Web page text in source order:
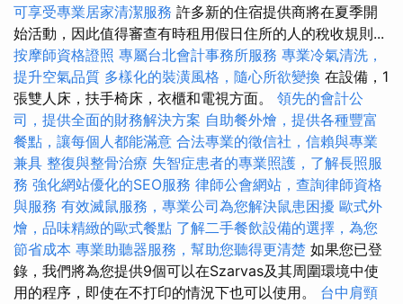
可享受專業居家清潔服務 許多新的住宿提供商將在夏季開
始活動，因此值得審查有時租用假日住所的人的稅收規則...
按摩師資格證照 專屬台北會計事務所服務 專業冷氣清洗，
提升空氣品質 多樣化的裝潢風格，隨心所欲變換 在設備，1
張雙人床，扶手椅床，衣櫃和電視方面。 領先的會計公
司，提供全面的財務解決方案 自助餐外燴，提供各種豐富
餐點，讓每個人都能滿意 合法專業的徵信社，信賴與專業
兼具 整復與整骨治療 失智症患者的專業照護，了解長照服
務 強化網站優化的SEO服務 律師公會網站，查詢律師資格
與服務 有效滅鼠服務，專業公司為您解決鼠患困擾 歐式外
燴，品味精緻的歐式餐點 了解二手餐飲設備的選擇，為您
節省成本 專業助聽器服務，幫助您聽得更清楚 如果您已登
錄，我們將為您提供9個可以在Szarvas及其周圍環境中使
用的程序，即使在不打印的情況下也可以使用。 台中肩頸